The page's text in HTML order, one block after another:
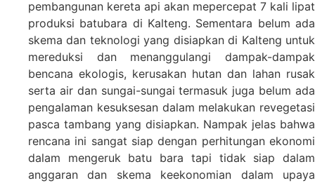
pembangunan kereta api akan mepercepat 7 kali lipat
produksi batubara di Kalteng. Sementara belum ada
skema dan teknologi yang disiapkan di Kalteng untuk
mereduksi dan menanggulangi dampak-dampak
bencana ekologis, kerusakan hutan dan lahan rusak
serta air dan sungai-sungai termasuk juga belum ada
pengalaman kesuksesan dalam melakukan revegetasi
pasca tambang yang disiapkan. Nampak jelas bahwa
rencana ini sangat siap dengan perhitungan ekonomi
dalam mengeruk batu bara tapi tidak siap dalam
anggaran dan skema keekonomian dalam upaya